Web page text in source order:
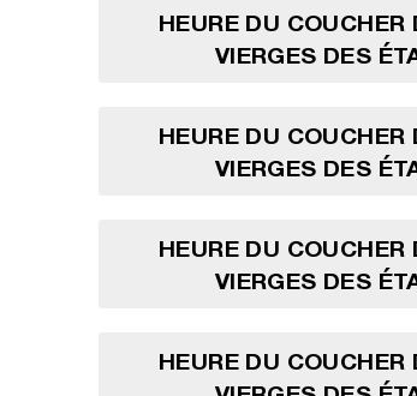
HEURE DU
VIERGES DES
HEURE DU
VIERGES DES
HEURE DU
VIERGES DES
HEURE DU